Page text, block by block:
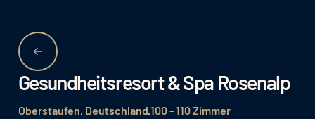
Gesundheitsresort & Spa Rosenalp
Oberstaufen, Deutschland 100 - 110 Zimmer